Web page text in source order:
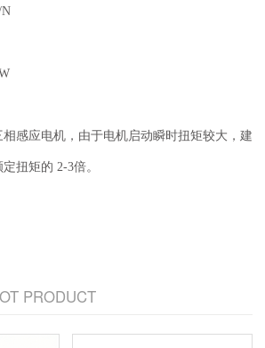
感应电机，由于电机启动瞬时扭矩较大，建
扭矩的 2-3倍。
PRODUCT